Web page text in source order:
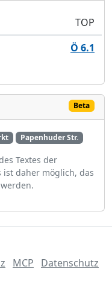
TOP
Ö 6.1
Beta
Papenhuder Str.
Textes der
ist daher möglich, das
MCP
Datenschutz